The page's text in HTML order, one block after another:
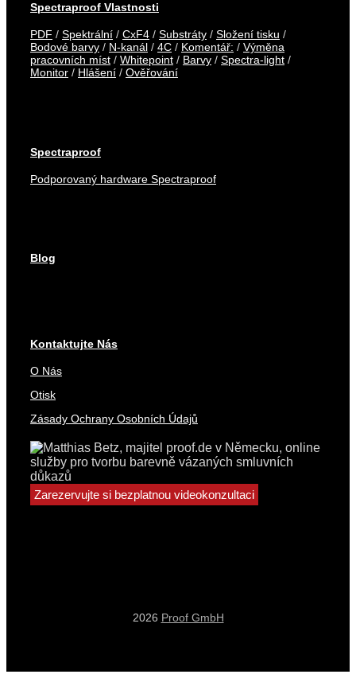
Spectraproof Vlastnosti
PDF / Spektrální / CxF4 / Substráty / Složení tisku /
Bodové barvy / N-kanál / 4C / Komentář: / Výměna
pracovních míst / Whitepoint / Barvy / Spectra-light /
Monitor / Hlášení / Ověřování
Spectraproof
Podporovaný hardware Spectraproof
Blog
Kontaktujte Nás
O Nás
Otisk
Zásady Ochrany Osobních Údajů
Zarezervujte si bezplatnou videokonzultaci
2026 Proof GmbH